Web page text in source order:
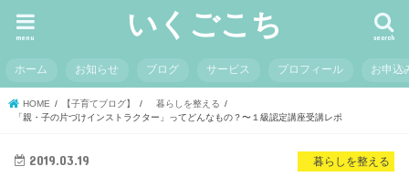
いくごこち search
menu
ホーム お知らせ ブログ サービス プロフィール お申込
HOME 【子育てブログ】
暮らしを整える
「親・子の片づけインストラクター」ってどんなもの？〜１級認定講座受講レポ
暮らしを整える
2019.03.19